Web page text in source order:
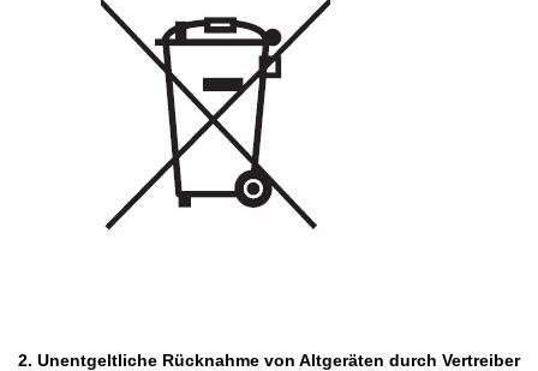
2. Unentgeltliche Rücknahme von Altgeräten durch Vertreiber